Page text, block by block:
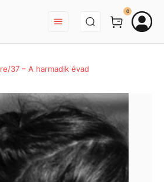
BEJELENTKEZÉS
0
37 – A harmadik évad